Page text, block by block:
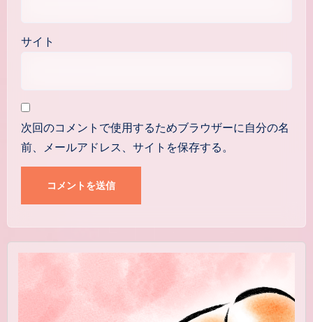
サイト
次回のコメントで使用するためブラウザーに自分の名
前、メールアドレス、サイトを保存する。